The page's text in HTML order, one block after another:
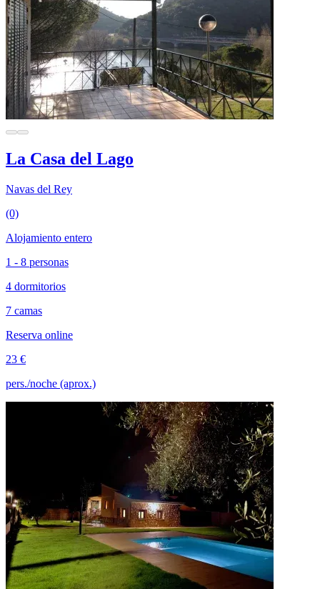
La Casa del Lago
Navas del Rey
(0)
Alojamiento entero
1 - 8 personas
4 dormitorios
7 camas
Reserva online
23 €
pers./noche (aprox.)